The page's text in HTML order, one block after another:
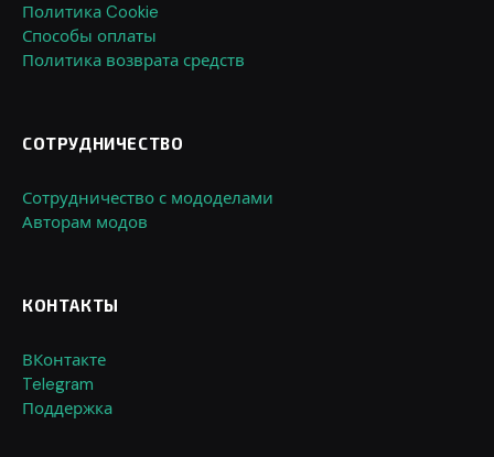
Политика Cookie
Способы оплаты
Политика возврата средств
СОТРУДНИЧЕСТВО
Сотрудничество с мододелами
Авторам модов
КОНТАКТЫ
ВКонтакте
Telegram
Поддержка